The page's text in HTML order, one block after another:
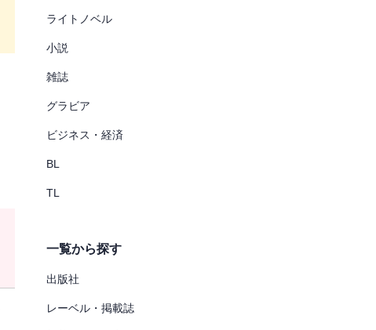
ライトノベル
小説
雑誌
グラビア
ビジネス・経済
BL
TL
一覧から探す
出版社
レーベル・掲載誌